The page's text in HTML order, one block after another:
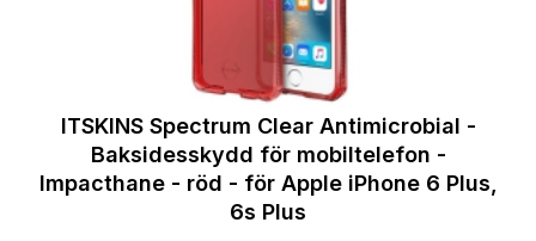
ITSKINS Spectrum Clear Antimicrobial -
Baksidesskydd för mobiltelefon -
Impacthane - röd - för Apple iPhone 6 Plus,
6s Plus